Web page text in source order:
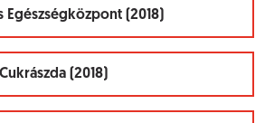
Egészségközpont (2018)
(2018)